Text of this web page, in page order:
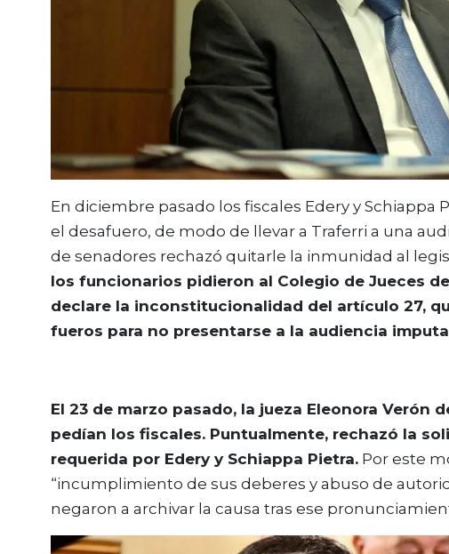
En diciembre pasado los fiscales Edery y Schiappa
el desafuero, de modo de llevar a Traferri a una
de senadores rechazó quitarle la inmunidad al
los funcionarios pidieron al Colegio de Jueces
declare la inconstitucionalidad del artículo 27,
fueros para no presentarse a la audiencia
El 23 de marzo pasado, la jueza Eleonora Verón
pedían los fiscales. Puntualmente, rechazó la
requerida por Edery y Schiappa Pietra. Por este
“incumplimiento de sus deberes y abuso de
negaron a archivar la causa tras ese